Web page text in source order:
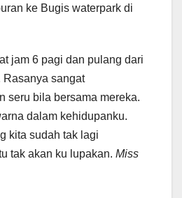
ke Bugis waterpark di
jam 6 pagi dan pulang dari
Rasanya sangat
seru bila bersama mereka.
dalam kehidupanku.
kita sudah tak lagi
tak akan ku lupakan. Miss